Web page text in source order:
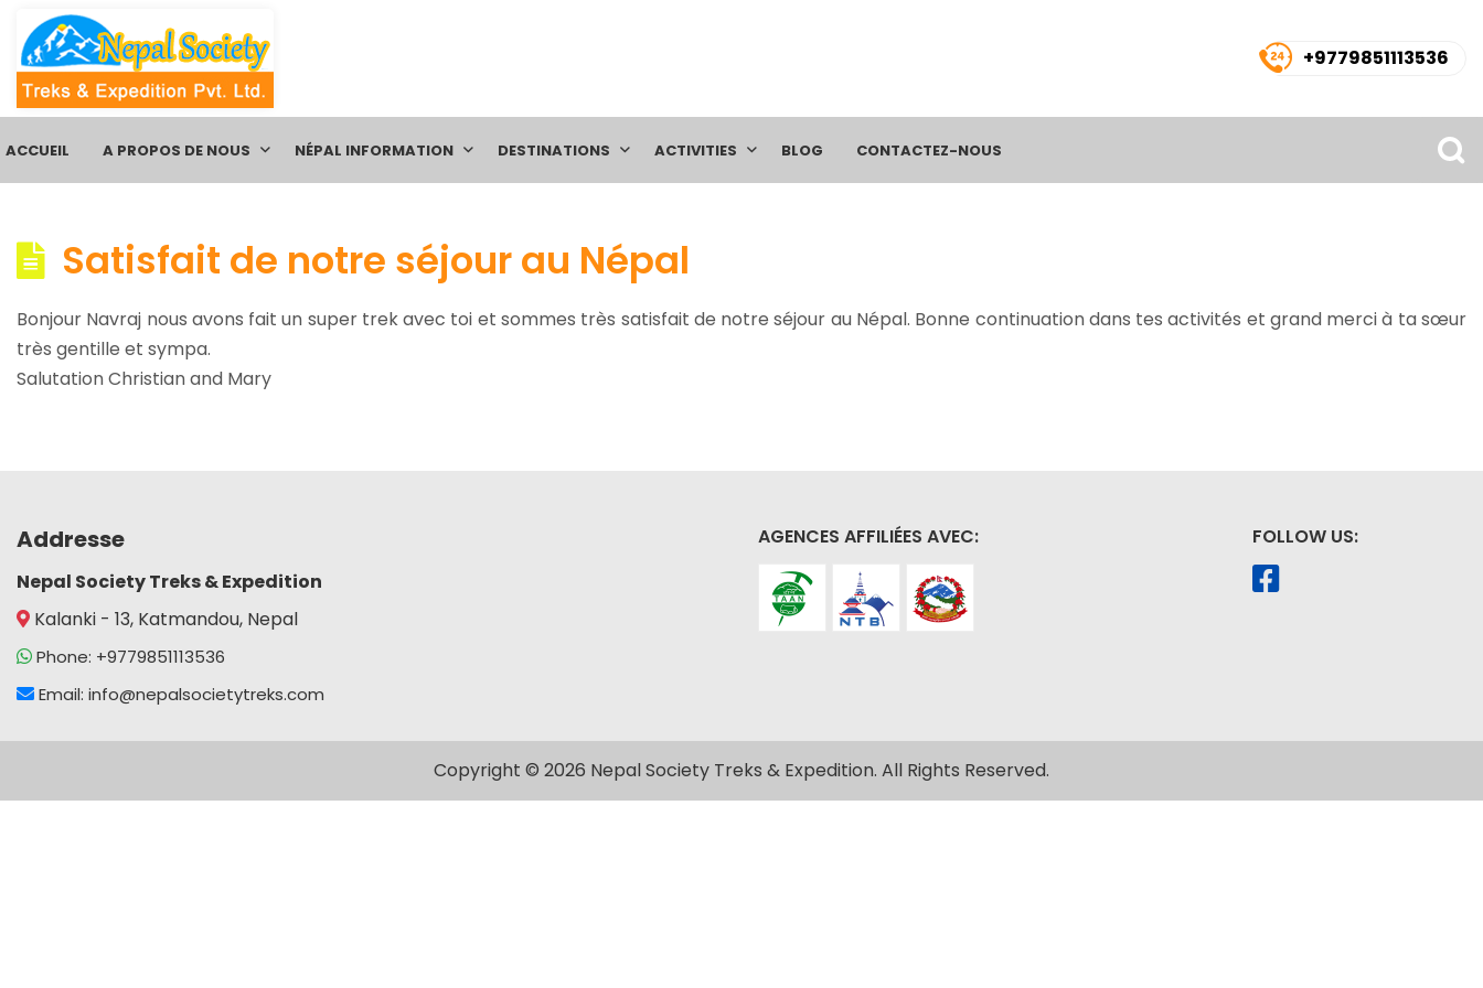
+9779851113536
ACCUEIL A PROPOS DE NOUS NÉPAL INFORMATION DESTINATIONS ACTIVITIES BLOG CONTACTEZ-NOUS
Satisfait de notre séjour au Népal
Bonjour Navraj nous avons fait un super trek avec toi et sommes très satisfait de notre séjour au Népal. Bonne continuation dans tes activités et grand merci à ta sœur
très gentille et sympa.
Salutation Christian and Mary
Addresse
Nepal Society Treks & Expedition
Kalanki - 13, Katmandou, Nepal
Phone: +9779851113536
Email: info@nepalsocietytreks.com
AGENCES AFFILIÉES AVEC: FOLLOW US:
Copyright © 2026 Nepal Society Treks & Expedition. All Rights Reserved.